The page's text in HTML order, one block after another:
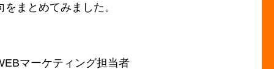
まとめてみました。
マーケティング担当者